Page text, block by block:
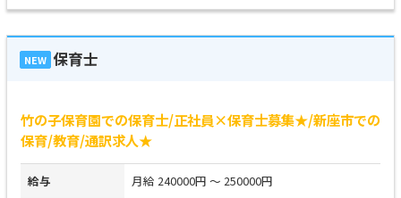
NEW 保育士
竹の子保育園での保育士/正社員×保育士募集★/新座市での
保育/教育/通訳求人★
給与 月給 240000円 ～ 250000円